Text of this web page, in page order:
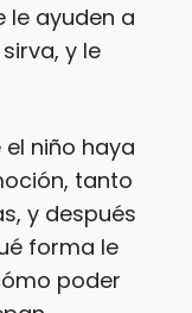
le ayuden a
y le
el niño haya
tanto
y después
forma le
poder